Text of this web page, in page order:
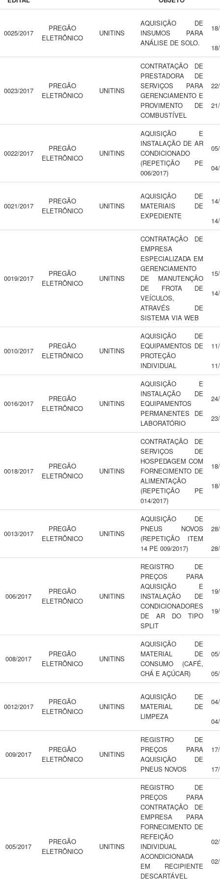
0025/2017
PREGÃO
ELETRÔNICO
UNITINS
AQUISIÇÃO DE
INSUMOS PARA
ANÁLISE DE SOLO.
0023/2017
PREGÃO
ELETRÔNICO
UNITINS
CONTRATAÇÃO DE
PRESTADORA DE
SERVIÇOS PARA
GERENCIAMENTO E
PROVIMENTO DE
COMBUSTÍVEL
0022/2017
PREGÃO
ELETRÔNICO
UNITINS
AQUISIÇÃO E
INSTALAÇÃO DE AR
CONDICIONADO
(REPETIÇÃO PE
006/2017)
0021/2017
PREGÃO
ELETRÔNICO
UNITINS
AQUISIÇÃO DE
MATERIAIS DE
EXPEDIENTE
0019/2017
PREGÃO
ELETRÔNICO
UNITINS
CONTRATAÇÃO DE
EMPRESA
ESPECIALIZADA EM
GERENCIAMENTO
DE MANUTENÇÃO
DE FROTA DE
VEÍCULOS,
ATRAVÉS DE
SISTEMA VIA WEB
0010/2017
PREGÃO
ELETRÔNICO
UNITINS
AQUISIÇÃO DE
EQUIPAMENTOS DE
PROTEÇÃO
INDIVIDUAL
0016/2017
PREGÃO
ELETRÔNICO
UNITINS
AQUISIÇÃO E
INSTALAÇÃO DE
EQUIPAMENTOS
PERMANENTES DE
LABORATÓRIO
0018/2017
PREGÃO
ELETRÔNICO
UNITINS
CONTRATAÇÃO DE
SERVIÇOS DE
HOSPEDAGEM COM
FORNECIMENTO DE
ALIMENTAÇÃO
(REPETIÇÃO PE
014/2017)
0013/2017
PREGÃO
ELETRÔNICO
UNITINS
AQUISIÇÃO DE
PNEUS NOVOS
(REPETIÇÃO ITEM
14 PE 009/2017)
006/2017
PREGÃO
ELETRÔNICO
UNITINS
REGISTRO DE
PREÇOS PARA
AQUISIÇÃO E
INSTALAÇÃO DE
CONDICIONADORES
DE AR DO TIPO
SPLIT
008/2017
PREGÃO
ELETRÔNICO
UNITINS
AQUISIÇÃO DE
MATERIAL DE
CONSUMO (CAFÉ,
CHÁ E AÇÚCAR)
0012/2017
PREGÃO
ELETRÔNICO
UNITINS
AQUISIÇÃO DE
MATERIAL DE
LIMPEZA
009/2017
PREGÃO
ELETRÔNICO
UNITINS
REGISTRO DE
PREÇOS PARA
AQUISIÇÃO DE
PNEUS NOVOS
005/2017
PREGÃO
ELETRÔNICO
UNITINS
REGISTRO DE
PREÇOS PARA
CONTRATAÇÃO DE
EMPRESA PARA
FORNECIMENTO DE
REFEIÇÃO
INDIVIDUAL
ACONDICIONADA
EM RECIPIENTE
DESCARTÁVEL